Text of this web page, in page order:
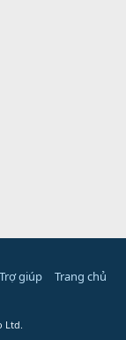
Trợ giúp Trang chủ
Ltd.